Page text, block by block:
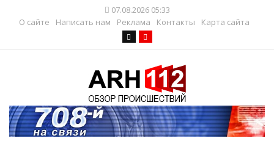
07.08.2026 05:33
О сайте
Написать нам Реклама Контакты Карта сайта